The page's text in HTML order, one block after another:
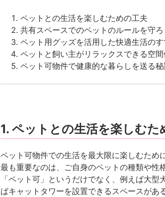
ペットとの生活を楽しむための工夫
共有スペースでのペットのルールを守ろ
ペット用グッズを活用した快適生活のす
ペットと飼い主がリラックスできる空間
ペット可物件で健康的な暮らしを送る秘
1. ペットとの生活を楽しむた
ペット可物件での生活を最大限に楽しむため
最も重要なのは、ご自身のペットの種類や性
「ペット可」というだけでなく、例えば大
ばキャットタワーを設置できるスペースが